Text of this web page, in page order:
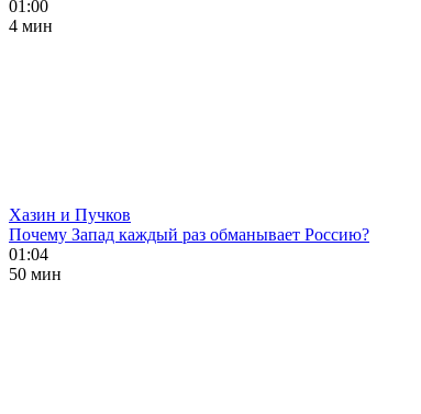
01:00
4 мин
Хазин и Пучков
Почему Запад каждый раз обманывает Россию?
01:04
50 мин